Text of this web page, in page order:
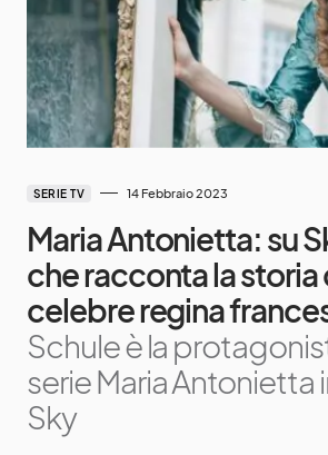
SERIE TV 14 Febbraio 2023
Maria Antonietta: su
che racconta la storia
celebre regina
Schule è la
serie Maria Antonietta
Sky